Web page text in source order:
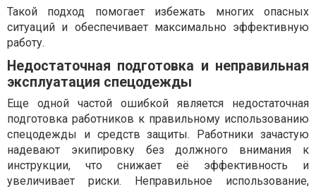
Такой подход помогает избежать многих опасных
ситуаций и обеспечивает максимально эффективную
работу.
Недостаточная подготовка и неправильная
эксплуатация спецодежды
Еще одной частой ошибкой является недостаточная
подготовка работников к правильному использованию
спецодежды и средств защиты. Работники зачастую
надевают экипировку без должного внимания к
инструкции, что снижает её эффективность и
увеличивает риски. Неправильное использование,